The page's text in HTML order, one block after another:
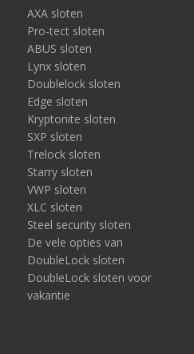
AXA sloten
Pro-tect sloten
ABUS sloten
Lynx sloten
Doublelock sloten
Edge sloten
Kryptonite sloten
SXP sloten
Trelock sloten
Starry sloten
VWP sloten
XLC sloten
Steel security sloten
De vele opties van
DoubleLock sloten
DoubleLock sloten voor
vakantie